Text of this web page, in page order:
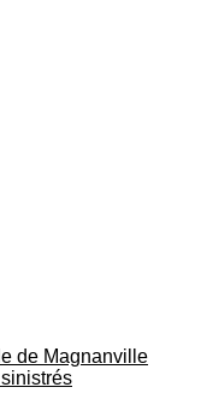
de Magnanville